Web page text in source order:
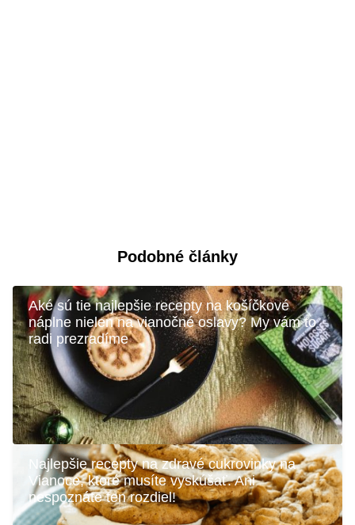
Podobné články
Aké sú tie najlepšie recepty na košíčkové
náplne nielen na vianočné oslavy? My vám to
radi prezradíme
Najlepšie recepty na zdravé cukrovinky na
Vianoce, ktoré musíte vyskúšať. Ani
nespoznáte ten rozdiel!